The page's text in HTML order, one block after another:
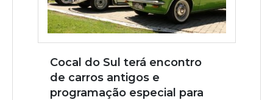
Cocal do Sul terá encontro
de carros antigos e
programação especial para